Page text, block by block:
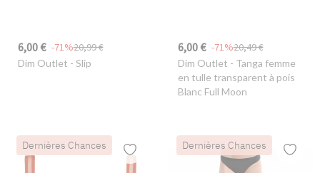
6,00 € 20,99 €
-71%
Dim Outlet - Slip
6,00 € 20,49 €
-71%
Dim Outlet - Tanga femme
en tulle transparent à pois
Blanc Full Moon
Dernières Chances Dernières Chances